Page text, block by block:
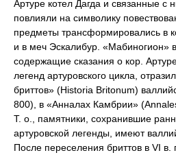
Apтype котел Дагда и связанные с
повлияли на символику
предметы трансформировались в
и в меч Эскалибур. «Мабиногион»
содержащие сказания о кор.
легенд артуровского цикла,
бриттов» (Historia Britonum)
800), в «Анналах Камбрии»
Т. о., памятники, сохранившие
артуровской легенды, имеют
После переселения бриттов в VI